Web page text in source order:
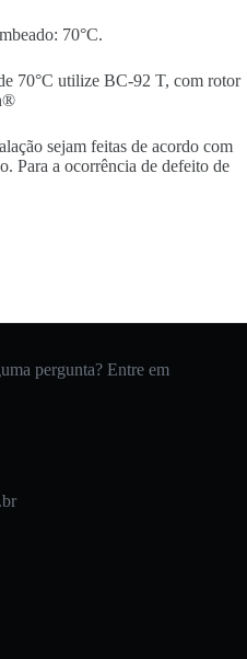
70°C.
70°C utilize BC-92 T, com rotor
sejam feitas de acordo com
Para a ocorrência de defeito de
pergunta? Entre em